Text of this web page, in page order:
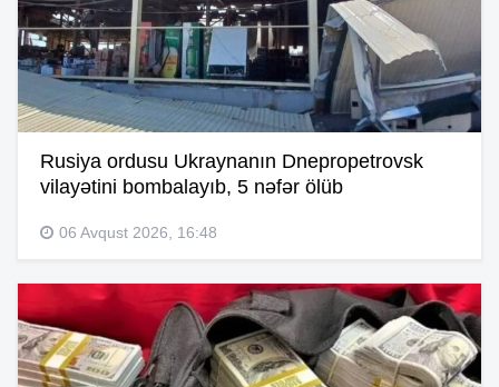
Rusiya ordusu Ukraynanın Dnepropetrovsk
vilayətini bombalayıb, 5 nəfər ölüb
06 Avqust 2026, 16:48